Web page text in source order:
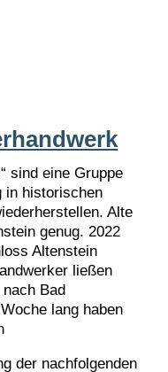
sind eine Gruppe
in historischen
Alte
genug. 2022
Altenstein
ließen
Bad
lang haben
der nachfolgenden